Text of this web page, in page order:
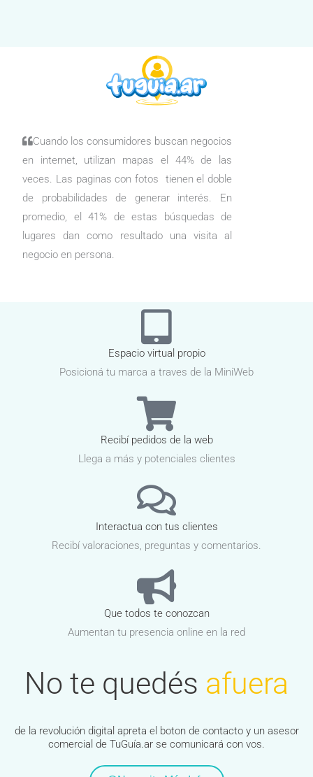
Cuando los consumidores buscan negocios
en internet, utilizan mapas el 44% de las
veces. Las paginas con fotos tienen el doble
de probabilidades de generar interés. En
promedio, el 41% de estas búsquedas de
lugares dan como resultado una visita al
negocio en persona.
Espacio virtual propio
Posicioná tu marca a traves de la MiniWeb
Recibí pedidos de la web
Llega a más y potenciales clientes
Interactua con tus clientes
Recibí valoraciones, preguntas y comentarios.
Que todos te conozcan
Aumentan tu presencia online en la red
No te quedés afuera
de la revolución digital apreta el boton de contacto y un asesor
comercial de TuGuía.ar se comunicará con vos.